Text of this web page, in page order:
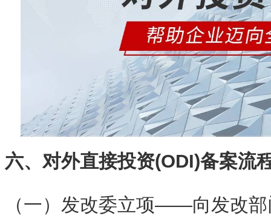
六、对外直接投资(ODI)备案流
（一）发改委立项——向发改